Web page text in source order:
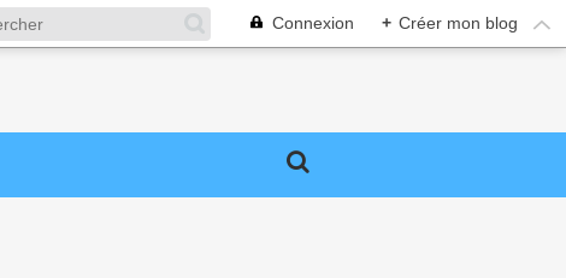
Connexion + Créer mon blog